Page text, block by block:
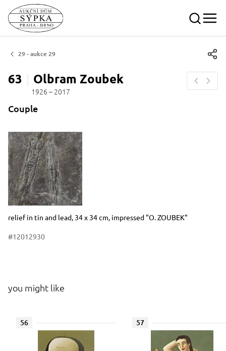
29 - aukce 29
63 Olbram Zoubek
1926 – 2017
Couple
Dimensions
Short item description
relief in tin and lead, 34 x 34 cm, impressed "O. ZOUBEK"
#12012930
you might like
56 57